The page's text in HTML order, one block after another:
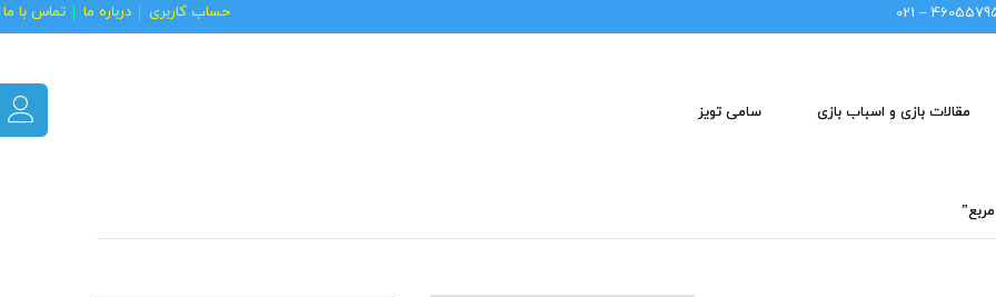
46055795 – حساب کاربری درباره ما تماس با ما
مقالات بازی و اسباب بازی سامی تویز